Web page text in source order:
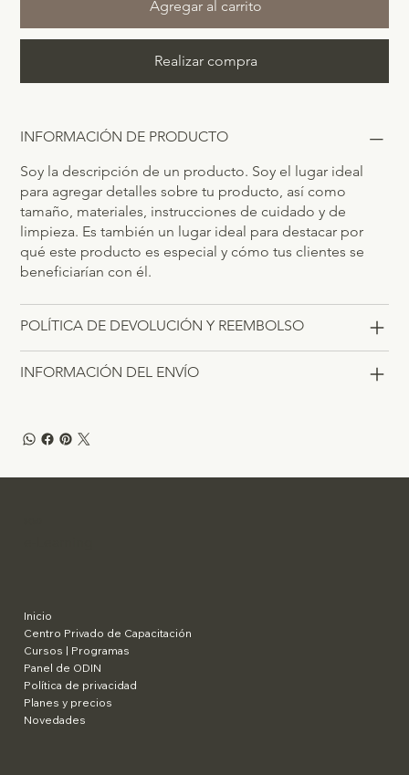
Agregar al carrito
Realizar compra
INFORMACIÓN DE PRODUCTO
Soy la descripción de un producto. Soy el lugar ideal
para agregar detalles sobre tu producto, así como
tamaño, materiales, instrucciones de cuidado y de
limpieza. Es también un lugar ideal para destacar por
qué este producto es especial y cómo tus clientes se
beneficiarían con él.
POLÍTICA DE DEVOLUCIÓN Y REEMBOLSO
INFORMACIÓN DEL ENVÍO
Inicio
Centro Privado de Capacitación
Cursos | Programas
Panel de ODIN
Política de privacidad
Planes y precios
Novedades